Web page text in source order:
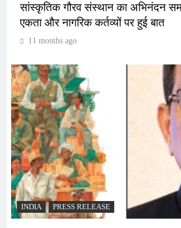
सांस्कृतिक गौरव संस्थान का अभिनंदन
एकता और नागरिक कर्तव्यों पर हुई बात
11 months ago
INDIA PRESS RELEASE